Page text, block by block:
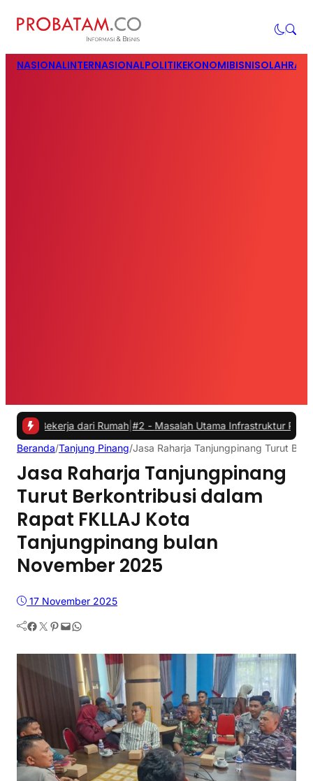
NASIONALINTERNASIONALPOLITIKEKONOMIBISNIS
dari Rumah |#2 -Masalah Utama Infrastruktur Pengisian Daya
Beranda/Tanjung Pinang/Jasa Raharja Tanjungpinang Turut
Jasa Raharja Tanjungpinang
Turut Berkontribusi dalam
Rapat FKLLAJ Kota
Tanjungpinang bulan
November 2025
17 November 2025
Facebook Twitter Pinterest Mail WhatsApp